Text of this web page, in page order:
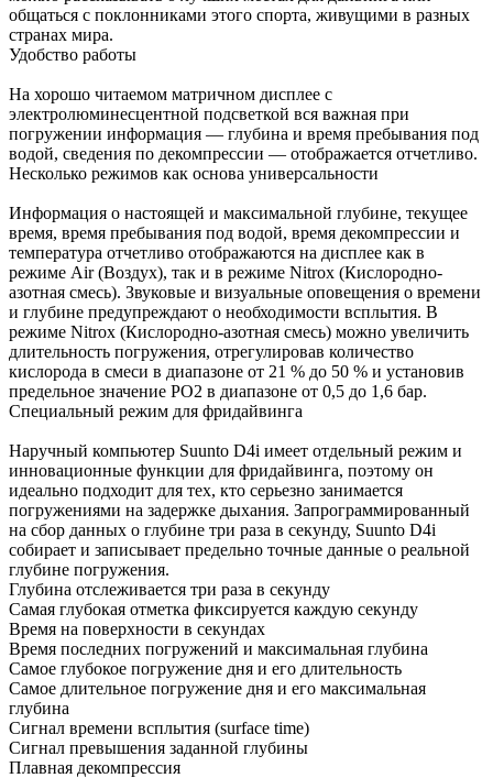
общаться с поклонниками этого спорта, живущими в разных
странах мира.
Удобство работы
На хорошо читаемом матричном дисплее с
электролюминесцентной подсветкой вся важная при
погружении информация — глубина и время пребывания под
водой, сведения по декомпрессии — отображается отчетливо.
Несколько режимов как основа универсальности
Информация о настоящей и максимальной глубине, текущее
время, время пребывания под водой, время декомпрессии и
температура отчетливо отображаются на дисплее как в
режиме Air (Воздух), так и в режиме Nitrox (Кислородно-
азотная смесь). Звуковые и визуальные оповещения о времени
и глубине предупреждают о необходимости всплытия. В
режиме Nitrox (Кислородно-азотная смесь) можно увеличить
длительность погружения, отрегулировав количество
кислорода в смеси в диапазоне от 21 % до 50 % и установив
предельное значение PO2 в диапазоне от 0,5 до 1,6 бар.
Специальный режим для фридайвинга
Наручный компьютер Suunto D4i имеет отдельный режим и
инновационные функции для фридайвинга, поэтому он
идеально подходит для тех, кто серьезно занимается
погружениями на задержке дыхания. Запрограммированный
на сбор данных о глубине три раза в секунду, Suunto D4i
собирает и записывает предельно точные данные о реальной
глубине погружения.
Глубина отслеживается три раза в секунду
Самая глубокая отметка фиксируется каждую секунду
Время на поверхности в секундах
Время последних погружений и максимальная глубина
Самое глубокое погружение дня и его длительность
Самое длительное погружение дня и его максимальная
глубина
Сигнал времени всплытия (surface time)
Сигнал превышения заданной глубины
Плавная декомпрессия